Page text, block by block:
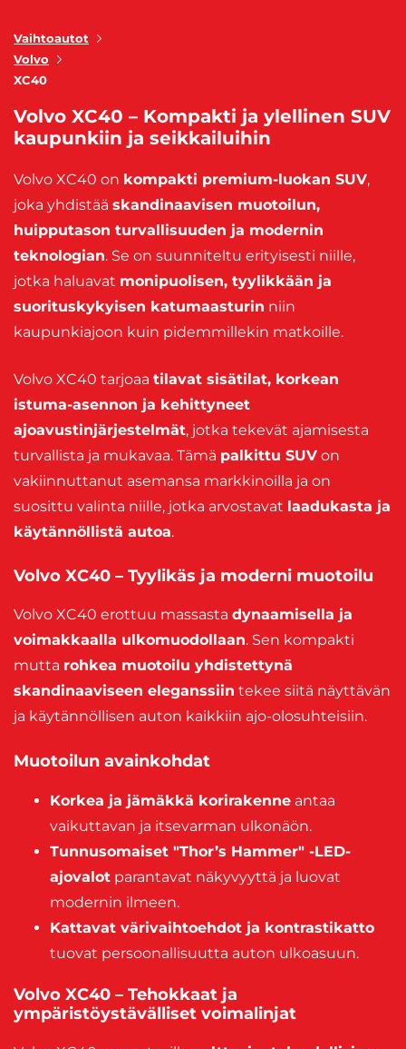
Vaihtoautot
Volvo
XC40
Volvo XC40 – Kompakti ja ylellinen SUV
kaupunkiin ja seikkailuihin
Volvo XC40 on kompakti premium-luokan SUV,
joka yhdistää skandinaavisen muotoilun,
huipputason turvallisuuden ja modernin
teknologian. Se on suunniteltu erityisesti niille,
jotka haluavat monipuolisen, tyylikkään ja
suorituskykyisen katumaasturin niin
kaupunkiajoon kuin pidemmillekin matkoille.
Volvo XC40 tarjoaa tilavat sisätilat, korkean
istuma-asennon ja kehittyneet
ajoavustinjärjestelmät, jotka tekevät ajamisesta
turvallista ja mukavaa. Tämä palkittu SUV on
vakiinnuttanut asemansa markkinoilla ja on
suosittu valinta niille, jotka arvostavat laadukasta ja
käytännöllistä autoa.
Volvo XC40 – Tyylikäs ja moderni muotoilu
Volvo XC40 erottuu massasta dynaamisella ja
voimakkaalla ulkomuodollaan. Sen kompakti
mutta rohkea muotoilu yhdistettynä
skandinaaviseen eleganssiin tekee siitä näyttävän
ja käytännöllisen auton kaikkiin ajo-olosuhteisiin.
Muotoilun avainkohdat
Korkea ja jämäkkä korirakenne antaa
vaikuttavan ja itsevarman ulkonäön.
Tunnusomaiset "Thor’s Hammer" -LED-
ajovalot parantavat näkyvyyttä ja luovat
modernin ilmeen.
Kattavat värivaihtoehdot ja kontrastikatto
tuovat persoonallisuutta auton ulkoasuun.
Volvo XC40 – Tehokkaat ja
ympäristöystävälliset voimalinjat